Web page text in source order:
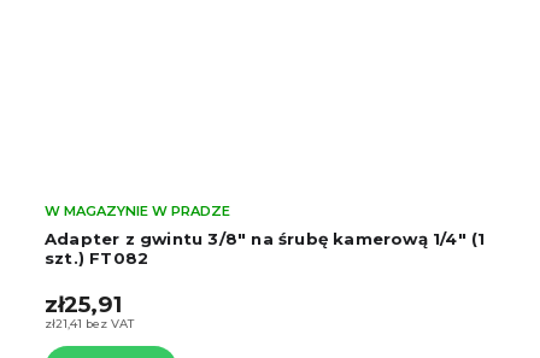
Adapter z gwintu 3/8" na śrubę kamerową 1/4" (1
szt.) FT082
W MAGAZYNIE W PRADZE
zł21,41 bez VAT
zł25,91